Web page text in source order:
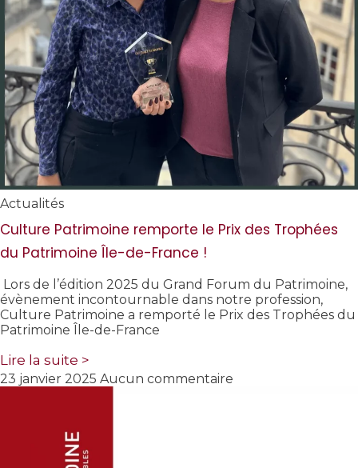
Actualités
Culture Patrimoine remporte le Prix des Trophées
du Patrimoine Île-de-France !
Lors de l’édition 2025 du Grand Forum du Patrimoine,
évènement incontournable dans notre profession,
Culture Patrimoine a remporté le Prix des Trophées du
Patrimoine Île-de-France
Lire la suite >
23 janvier 2025 Aucun commentaire